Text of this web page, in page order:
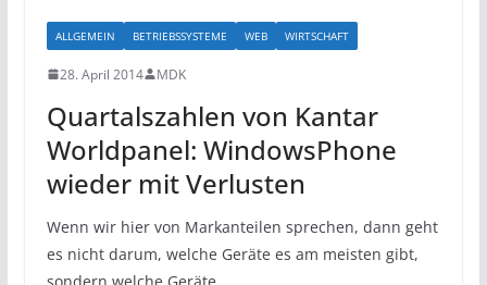
ALLGEMEIN BETRIEBSSYSTEME WEB WIRTSCHAFT
28. April 2014 MDK
Quartalszahlen von Kantar
Worldpanel: WindowsPhone
wieder mit Verlusten
Wenn wir hier von Markanteilen sprechen, dann geht
es nicht darum, welche Geräte es am meisten gibt,
sondern welche Geräte